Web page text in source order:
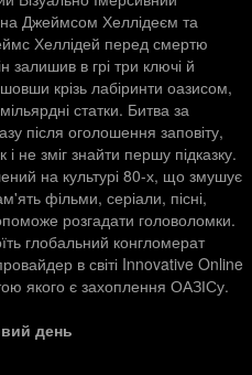
Джеймсом Хеллідеєм та
Хеллідей перед смертю
залишив в грі три ключі й
крізь лабіринти оазисом,
статки. Битва за
після оголошення заповіту,
і не зміг знайти першу підказку.
на культурі 80-х, що змушує
фільми, серіали, пісні,
розгадати головоломки.
глобальний конгломерат
в світі Innovative Online
якого є захоплення ОАЗІСу.
день